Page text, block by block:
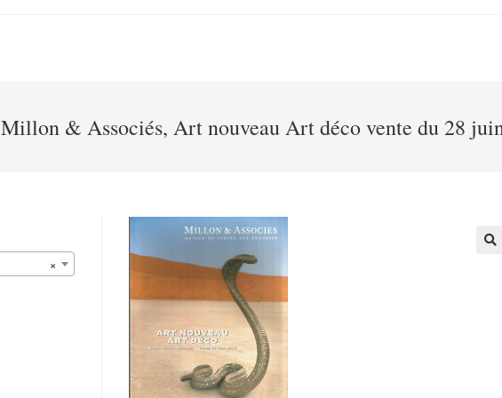
Millon & Associés, Art nouveau Art déco vente du 28
×